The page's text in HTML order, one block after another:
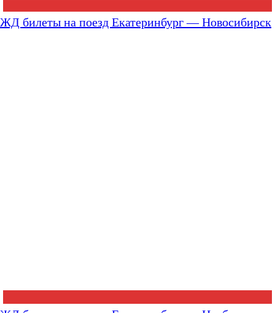
ЖД билеты на поезд Екатеринбург — Новосибирск